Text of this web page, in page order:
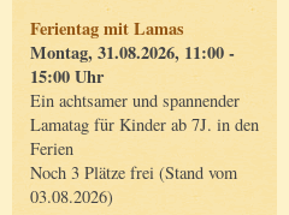
Ferientag mit Lamas
Montag, 31.08.2026, 11:00 -
15:00 Uhr
Ein achtsamer und spannender
Lamatag für Kinder ab 7J. in den
Ferien
Noch 3 Plätze frei (Stand vom
03.08.2026)